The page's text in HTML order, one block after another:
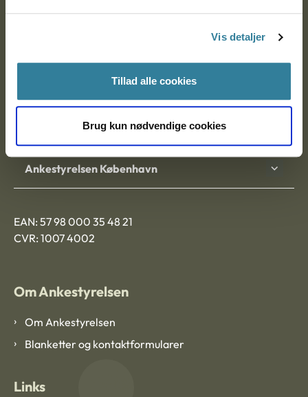
Vis detaljer
Tillad alle cookies
Brug kun nødvendige cookies
Ankestyrelsen Aalborg
Ankestyrelsen København
EAN: 57 98 000 35 48 21
CVR: 1007 4002
Om Ankestyrelsen
Om Ankestyrelsen
Blanketter og kontaktformularer
Links